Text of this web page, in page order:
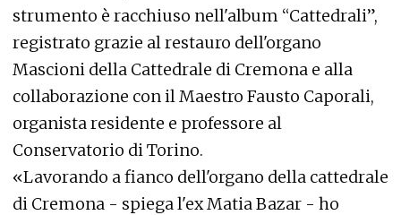
strumento è racchiuso nell'album “Cattedrali”,
registrato grazie al restauro dell'organo
Mascioni della Cattedrale di Cremona e alla
collaborazione con il Maestro Fausto Caporali,
organista residente e professore al
Conservatorio di Torino.
«Lavorando a fianco dell'organo della cattedrale
di Cremona - spiega l'ex Matia Bazar - ho